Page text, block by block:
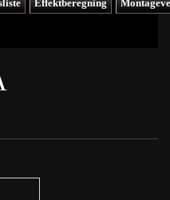
Effektberegning